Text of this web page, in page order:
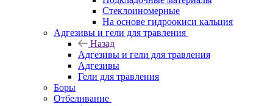
Стеклоиномерные
На основе гидроокиси кальция
Адгезивы и гели для травления
Назад
Адгезивы и гели для травления
Адгезивы
Гели для травления
Боры
Отбеливание